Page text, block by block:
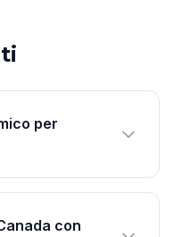
per
con